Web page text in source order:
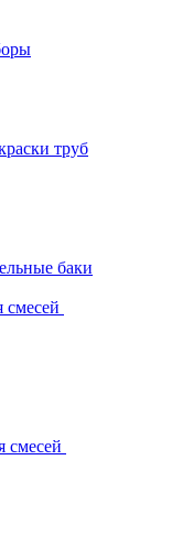
труб
баки
смесей
смесей